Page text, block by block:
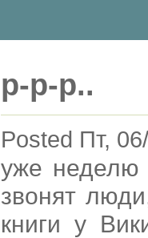
р-р-р..
Posted Пт,
уже неделю
звонят
книги у